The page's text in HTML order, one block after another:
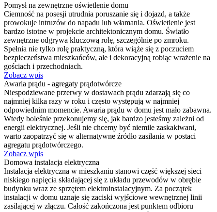
Pomysł na zewnętrzne oświetlenie domu
Ciemność na posesji utrudnia poruszanie się i dojazd, a także
prowokuje intruzów do napadu lub włamania. Oświetlenie jest
bardzo istotne w projekcie architektonicznym domu. Światło
zewnętrzne odgrywa kluczową rolę, szczególnie po zmroku.
Spełnia nie tylko rolę praktyczną, która wiąże się z poczuciem
bezpieczeństwa mieszkańców, ale i dekoracyjną robiąc wrażenie na
gościach i przechodniach.
Zobacz wpis
Awaria prądu - agregaty prądotwórcze
Niespodziewane przerwy w dostawach prądu zdarzają się co
najmniej kilka razy w roku i często występują w najmniej
odpowiednim momencie. Awaria prądu w domu jest mało zabawna.
Wtedy boleśnie przekonujemy się, jak bardzo jesteśmy zależni od
energii elektrycznej. Jeśli nie chcemy być niemile zaskakiwani,
warto zaopatrzyć się w alternatywne źródło zasilania w postaci
agregatu prądotwórczego.
Zobacz wpis
Domowa instalacja elektryczna
Instalacja elektryczna w mieszkaniu stanowi część większej sieci
niskiego napięcia składającej się z układu przewodów w obrębie
budynku wraz ze sprzętem elektroinstalacyjnym. Za początek
instalacji w domu uznaje się zaciski wyjściowe wewnętrznej linii
zasilającej w złączu. Całość zakończona jest punktem odbioru